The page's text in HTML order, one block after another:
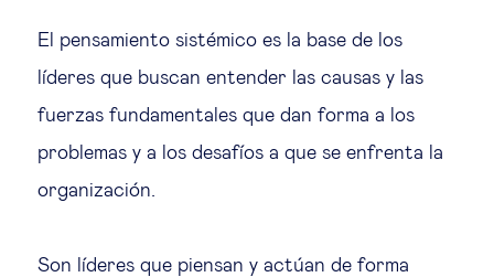
El pensamiento sistémico es la base de los
líderes que buscan entender las causas y las
fuerzas fundamentales que dan forma a los
problemas y a los desafíos a que se enfrenta la
organización.
Son líderes que piensan y actúan de forma